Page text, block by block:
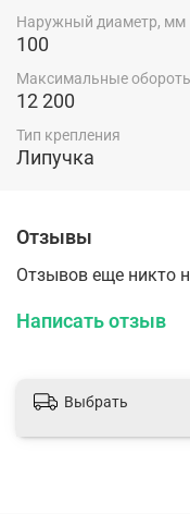
Наружный диаметр, мм
100
Максимальные
12 200
Тип крепления
Липучка
Отзывы
Отзывов еще никто
Написать отзыв
Выбрать